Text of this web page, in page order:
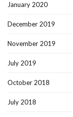
January 2020
December 2019
November 2019
July 2019
October 2018
July 2018